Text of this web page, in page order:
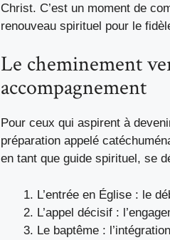
Christ. C’est un moment de
renouveau spirituel pour le
Le cheminement
accompagnement
Pour ceux qui aspirent à
préparation appelé
en tant que guide spirituel, se
L’entrée en Église : le
L’appel décisif :
Le baptême :